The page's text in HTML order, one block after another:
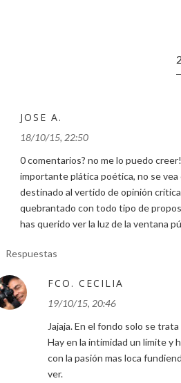
JOSE A.
18/10/15, 22:50
0 comentarios? no me lo puedo
importante plática poética, no se
destinado al vertido de opinión
quebrantado con todo tipo de
has querido ver la luz de la ventana
Respuestas
FCO. CECILIA
19/10/15, 20:46
Jajaja. En el fondo solo se
Hay en la intimidad un límite y
con la pasión mas loca
ver.